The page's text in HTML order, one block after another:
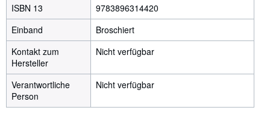
ISBN 13
9783896314420
Einband
Broschiert
Kontakt zum
Hersteller
Nicht verfügbar
Verantwortliche
Person
Nicht verfügbar